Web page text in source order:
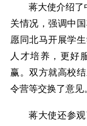
蒋大使介绍了
关情况，强调中
愿同北马开展学
人才培养，更好
赢。双方就高校
令营等交换了意见
蒋大使还参